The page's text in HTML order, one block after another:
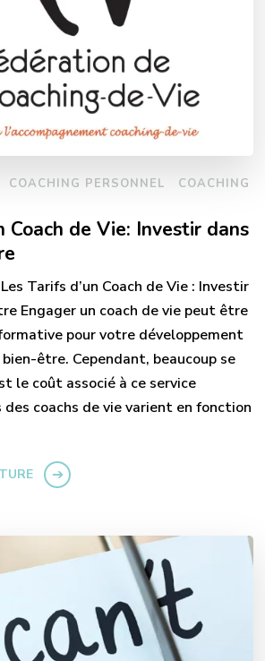
COACHING PERSONNEL
COACHING
Coach de Vie: Investir dans
Tarifs d’un Coach de Vie : Investir
Engager un coach de vie peut être
pour votre développement
être. Cependant, beaucoup se
le coût associé à ce service
coachs de vie varient en fonction